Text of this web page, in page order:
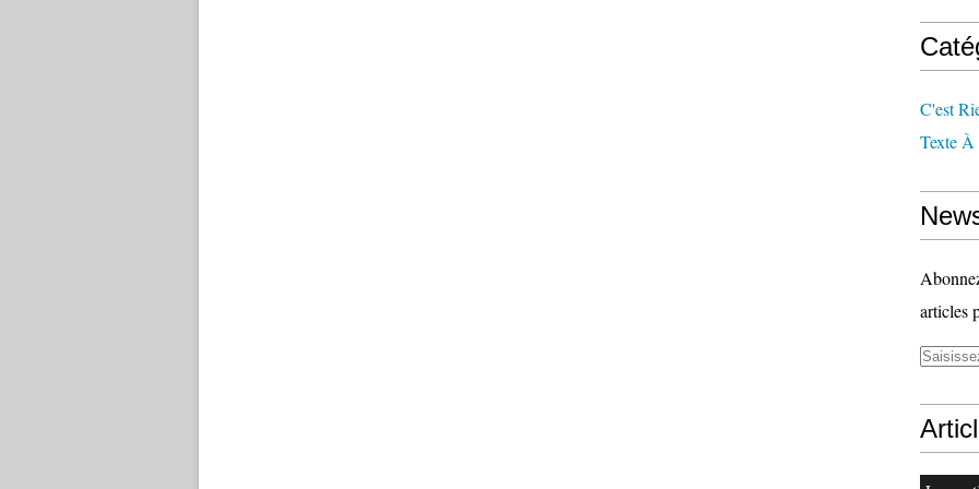
C'est
Texte
articles